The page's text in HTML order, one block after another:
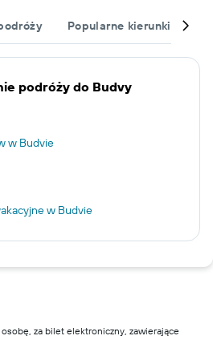
Popularne kierunki
podróży do Budvy
w Budvie
w Budvie
za bilet elektroniczny, zawierające